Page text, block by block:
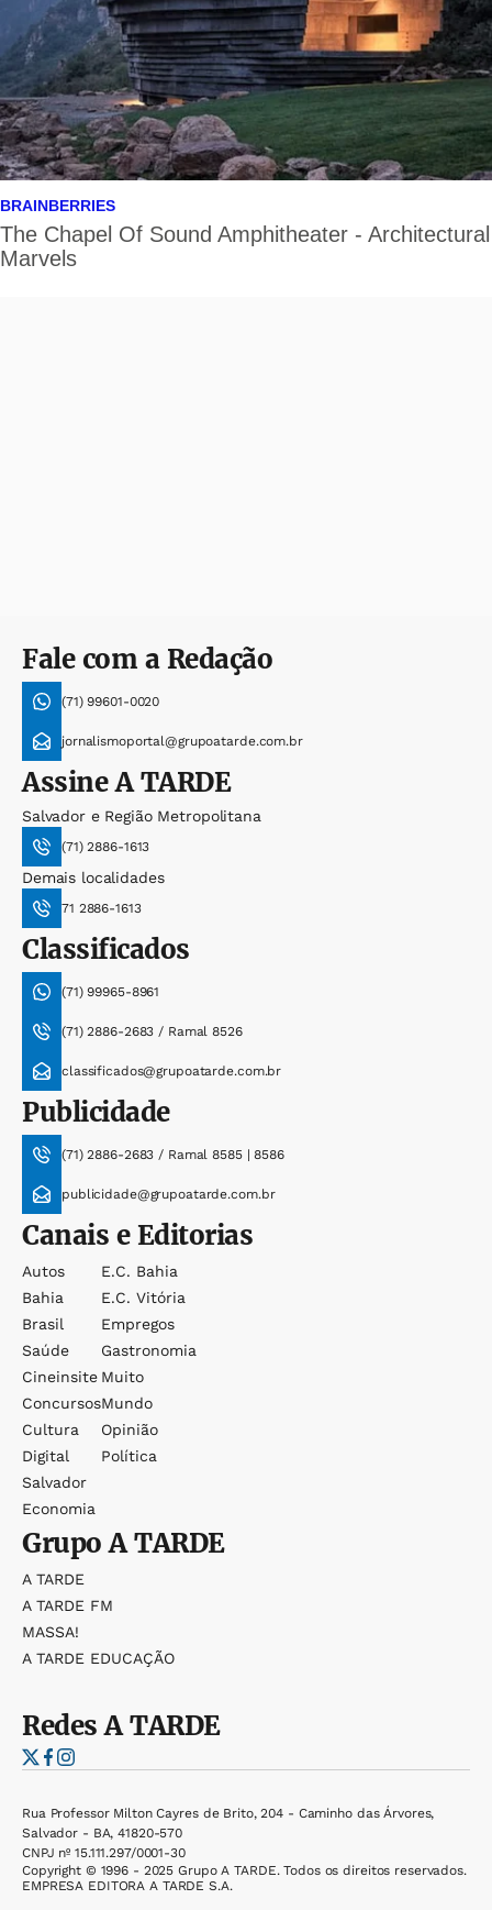
Fale com a Redação
(71) 99601-0020
jornalismoportal@grupoatarde.com.br
AssineA TARDE
Salvador e Região Metropolitana
(71) 2886-1613
Demais localidades
71 2886-1613
Classificados
(71) 99965-8961
(71) 2886-2683 / Ramal 8526
classificados@grupoatarde.com.br
Publicidade
(71) 2886-2683 / Ramal 8585 | 8586
publicidade@grupoatarde.com.br
Canais e Editorias
Autos
Bahia
Brasil
Saúde
Cineinsite
Concursos
Cultura
Digital
Salvador
Economia
E.c. Bahia
E.c. Vitória
Empregos
Gastronomia
Muito
Mundo
Opinião
Política
GrupoA TARDE
A TARDE
A TARDE FM
MASSA!
A TARDE EDUCAÇÃO
RedesA TARDE
Rua Professor Milton Cayres de Brito, 204 - Caminho das Árvores,
Salvador - BA, 41820-570
CNPJ nº 15.111.297/0001-30
Copyright © 1996 - 2025 Grupo A TARDE. Todos os direitos reservados.
EMPRESA EDITORA A TARDE S.A.